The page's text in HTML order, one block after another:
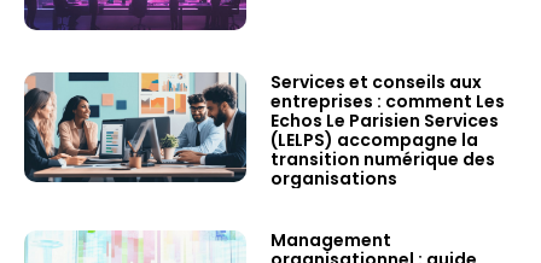
Services et conseils aux
entreprises : comment Les
Echos Le Parisien Services
(LELPS) accompagne la
transition numérique des
organisations
Management